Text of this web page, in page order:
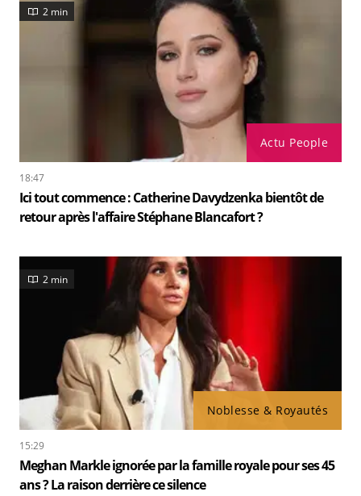
Actu People
2 min
18:47
Ici tout commence : Catherine Davydzenka bientôt de
retour après l'affaire Stéphane Blancafort ?
Noblesse & Royautés
2 min
15:29
Meghan Markle ignorée par la famille royale pour ses 45
ans ? La raison derrière ce silence